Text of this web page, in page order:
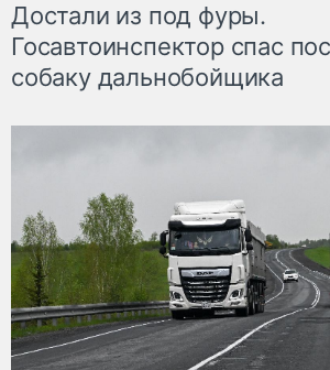
Достали из под фуры.
Госавтоинспектор спас
собаку дальнобойщика